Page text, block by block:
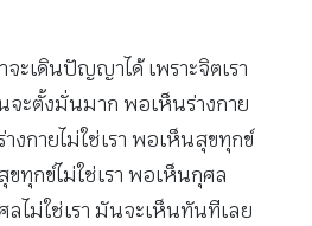
จะเดินปัญญาได้ เพราะจิตเรา
ะตั้งมั่นมาก พอเห็นร่างกาย
งกายไม่ใช่เรา พอเห็นสุขทุกข์
ทุกข์ไม่ใช่เรา พอเห็นกุศล
ไม่ใช่เรา มันจะเห็นทันทีเลย